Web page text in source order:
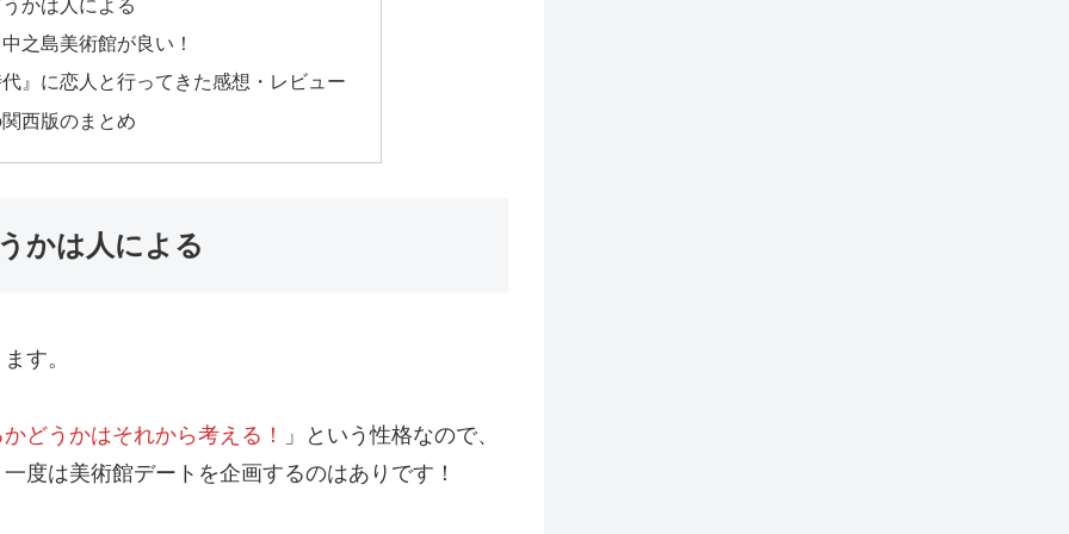
かは人による
之島美術館が良い！
』に恋人と行ってきた感想・レビュー
西版のまとめ
かは人による
す。
どうかはそれから考える！
」という性格なので、
度は美術館デートを企画するのはありです！